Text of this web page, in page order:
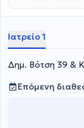
Ιατρείο 1
Δημ. Βότση 39 &
Επόμενη